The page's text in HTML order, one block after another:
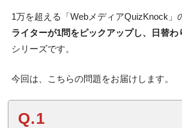
1万を超える「WebメディアQuizKnock」
ライターが1問をピックアップし、日替わ
シリーズです。
今回は、こちらの問題をお届けします。
Q.1